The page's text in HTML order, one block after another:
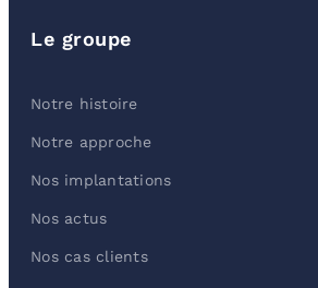
Le groupe
Notre histoire
Notre approche
Nos implantations
Nos actus
Nos cas clients